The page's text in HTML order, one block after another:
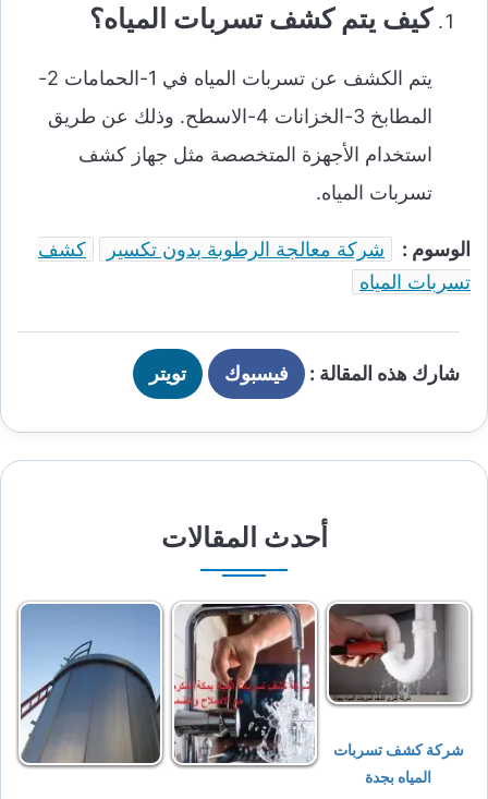
كيف يتم كشف تسربات المياه؟
يتم الكشف عن تسربات المياه في 1-الحمامات 2-
المطابخ 3-الخزانات 4-الاسطح. وذلك عن طريق
استخدام الأجهزة المتخصصة مثل جهاز كشف
تسربات المياه.
الوسوم : شركة معالجة الرطوبة بدون تكسير
كشف
تسربات المياه
شارك هذه المقالة : فيسبوك تويتر
أحدث المقالات
شركة كشف تسربات
المياه بجدة